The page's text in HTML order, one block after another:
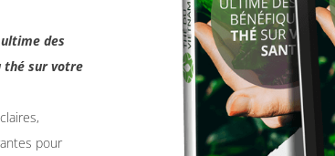
des
thé sur votre
pour